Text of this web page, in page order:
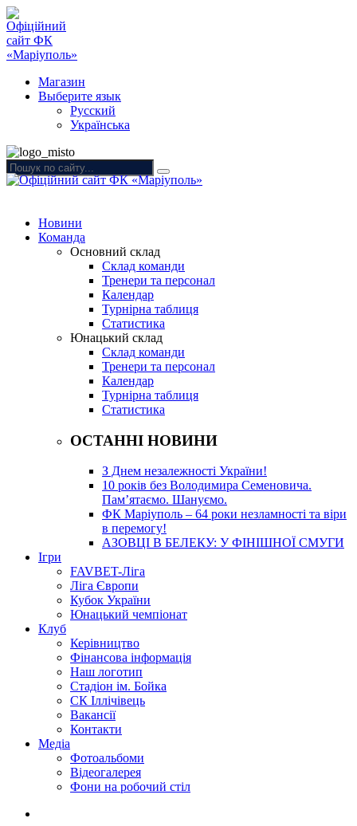
Магазин
Выберите язык
Русский
Українська
Новини
Команда
Основний склад
Склад команди
Тренери та персонал
Календар
Турнірна таблиця
Статистика
Юнацький склад
Склад команди
Тренери та персонал
Календар
Турнірна таблиця
Статистика
ОСТАННІ НОВИНИ
З Днем незалежності України!
10 років без Володимира Семеновича.
Пам’ятаємо. Шануємо.
ФК Маріуполь – 64 роки незламності та віри
в перемогу!
АЗОВЦІ В БЕЛЕКУ: У ФІНІШНОЇ СМУГИ
Ігри
FAVBET-Ліга
Ліга Європи
Кубок України
Юнацький чемпіонат
Клуб
Керівництво
Фінансова інформація
Наш логотип
Стадіон ім. Бойка
СК Іллічівець
Вакансії
Контакти
Медіа
Фотоальбоми
Відеогалерея
Фони на робочий стіл